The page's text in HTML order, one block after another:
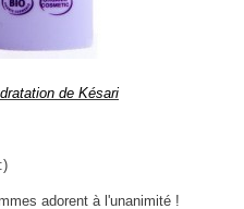
de Késari
adorent à l'unanimité !